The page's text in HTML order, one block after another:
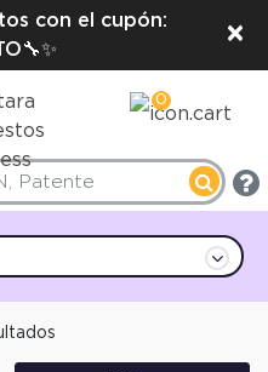
con el cupón:
×
0